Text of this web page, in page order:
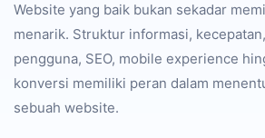
Website yang baik bukan sekadar
menarik. Struktur informasi,
pengguna, SEO, mobile experience
konversi memiliki peran dalam
sebuah website.